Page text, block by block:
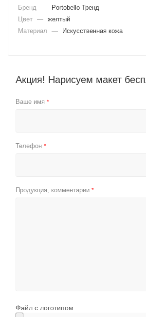
Бренд
—
Portobello Тренд
Цвет — желтый
Материал
— Искусственная кожа
Акция! Нарисуем макет
Ваше имя *
Телефон *
Продукция, комментарии *
Файл с логотипом